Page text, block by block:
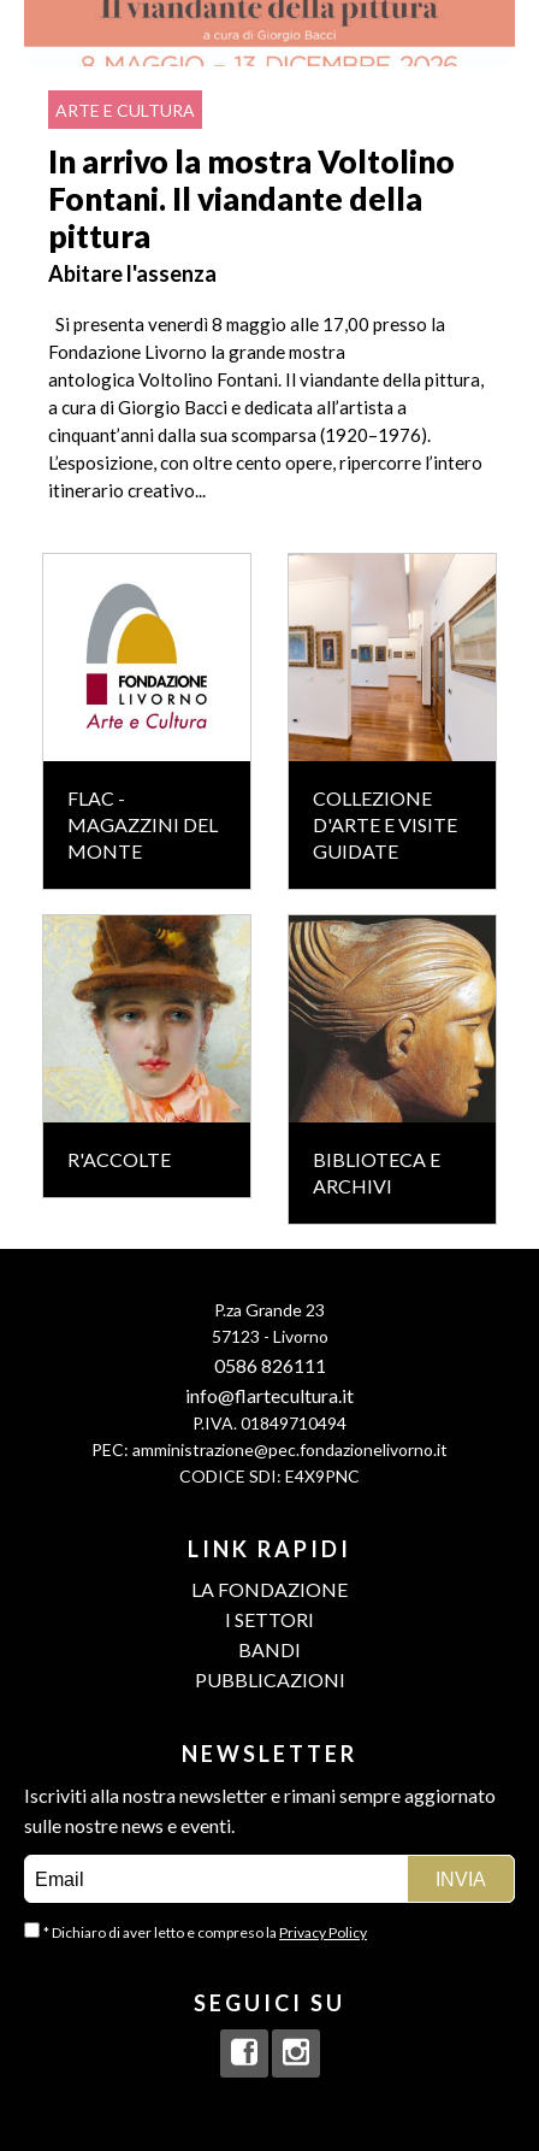
ARTE E CULTURA
In arrivo la mostra Voltolino
Fontani. Il viandante della
pittura
Abitare l'assenza
Si presenta venerdì 8 maggio alle 17,00 presso la
Fondazione Livorno la grande mostra
antologica Voltolino Fontani. Il viandante della pittura,
a cura di Giorgio Bacci e dedicata all’artista a
cinquant’anni dalla sua scomparsa (1920–1976).
L’esposizione, con oltre cento opere, ripercorre l’intero
itinerario creativo...
FLAC -
MAGAZZINI DEL
MONTE
COLLEZIONE
D'ARTE E VISITE
GUIDATE
R'ACCOLTE
BIBLIOTECA E
ARCHIVI
P.za Grande 23
57123 - Livorno
0586 826111
info@flartecultura.it
P.IVA. 01849710494
PEC: amministrazione@pec.fondazionelivorno.it
CODICE SDI: E4X9PNC
LINK RAPIDI
LA FONDAZIONE
I SETTORI
BANDI
PUBBLICAZIONI
NEWSLETTER
Iscriviti alla nostra newsletter e rimani sempre aggiornato
sulle nostre news e eventi.
* Dichiaro di aver letto e compreso la Privacy Policy
SEGUICI SU